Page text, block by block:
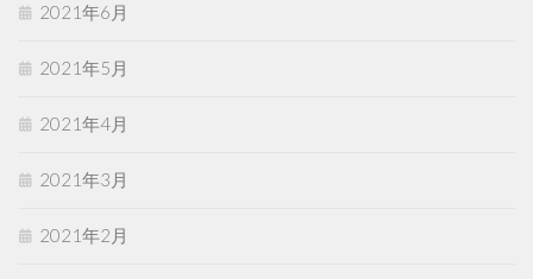
2021年6月
2021年5月
2021年4月
2021年3月
2021年2月